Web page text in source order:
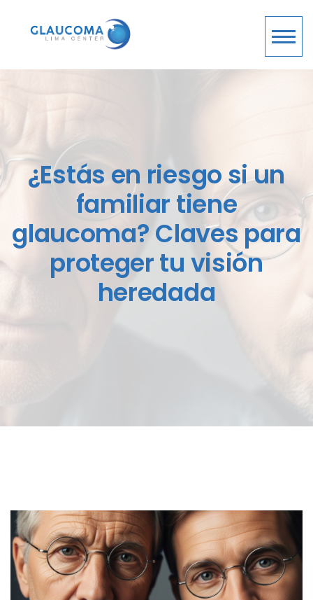
¿Estás en riesgo si un
familiar tiene
glaucoma? Claves para
proteger tu visión
heredada